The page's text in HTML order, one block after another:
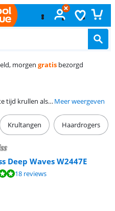
morgen gratisbezorgd
Met een wafeltang creëer je in korte tijd krullen alsof je heel de nacht met kleine vlechtjes hebt geslapen. Ga je voor een getoupeerd kapsel, een volledig gewafelde bos of een paar subtiel gewafelde lokken? Met een beach waves krultang heb je behoorlijk wat mogelijkheden.Meer weergeven
Krultangen Haardrogers
Deep Waves W2447E
op 18 reviews.
18 reviews